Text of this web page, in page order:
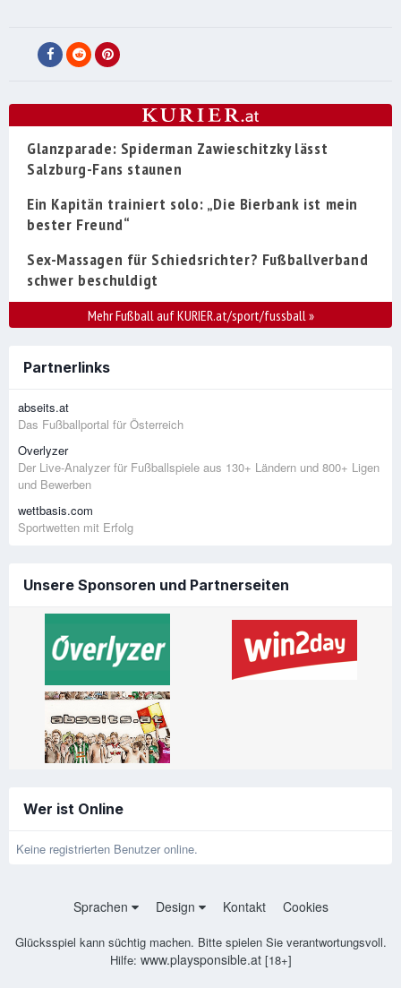
Glanzparade: Spiderman Zawieschitzky lässt
Salzburg-Fans staunen
Ein Kapitän trainiert solo: „Die Bierbank ist mein
bester Freund“
Sex-Massagen für Schiedsrichter? Fußballverband
schwer beschuldigt
Mehr Fußball auf KURIER.at/sport/fussball»
Partnerlinks
abseits.at
Das Fußballportal für Österreich
Overlyzer
Der Live-Analyzer für Fußballspiele aus 130+ Ländern und 800+ Ligen
und Bewerben
wettbasis.com
Sportwetten mit Erfolg
Unsere Sponsoren und Partnerseiten
Wer ist Online
Keine registrierten Benutzer online.
Sprachen Design Kontakt Cookies
Glücksspiel kann süchtig machen. Bitte spielen Sie verantwortungsvoll.
Hilfe: www.playsponsible.at[18+]